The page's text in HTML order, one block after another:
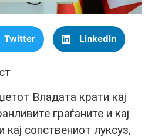
Twitter LinkedIn
Владата крати кај
граѓаните и кај
кај сопствениот луксуз,